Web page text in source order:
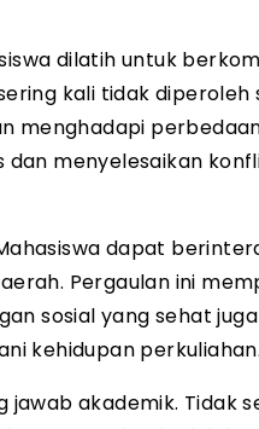
dilatih untuk
kali tidak diperoleh
menghadapi
menyelesaikan
dapat
Pergaulan ini
sosial yang sehat juga
kehidupan perkuliahan.
akademik. Tidak